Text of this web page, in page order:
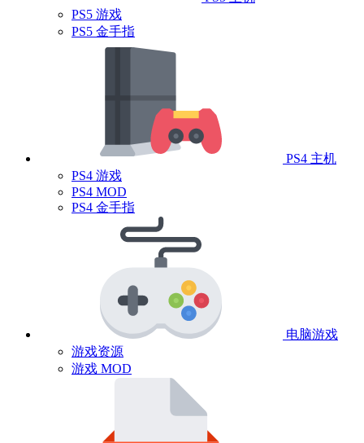
PS5 游戏
PS5 金手指
PS4 主机
PS4 游戏
PS4 MOD
PS4 金手指
电脑游戏
游戏资源
游戏 MOD